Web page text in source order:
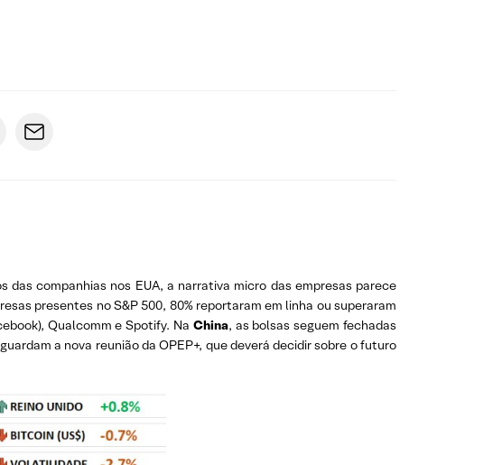
das companhias nos EUA, a narrativa micro das empresas parece
presentes no S&P 500, 80% reportaram em linha ou superaram
Qualcomm e Spotify. Na China, as bolsas seguem fechadas
a nova reunião da OPEP+, que deverá decidir sobre o futuro